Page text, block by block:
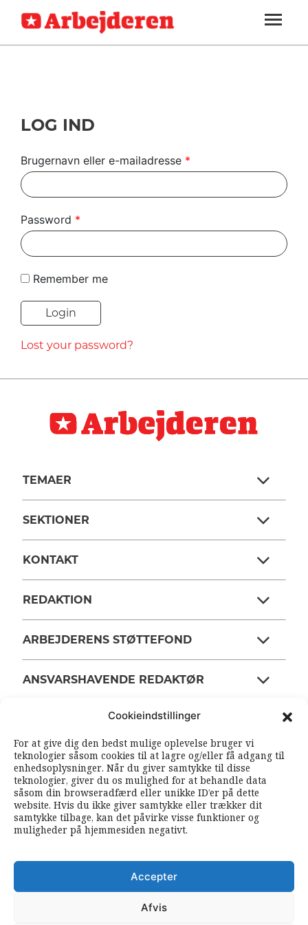
Cookieindstillinger
For at give dig den bedst mulige oplevelse bruger vi
teknologier såsom cookies til at lagre og/eller få adgang til
enhedsoplysninger. Når du giver samtykke til disse
teknologier, giver du os mulighed for at behandle data
såsom din browseradfærd eller unikke ID’er på dette
website. Hvis du ikke giver samtykke eller trækker dit
samtykke tilbage, kan det påvirke visse funktioner og
muligheder på hjemmesiden negativt.
Accepter
Afvis
SEKTIONER
ARBEJDEREN
MENER
UDLAND
DEBAT
TIL
NAVNE
HISTORIE
TEORI
SOUNDCLOUD
ABONNER
LOG IND
LOG IND
Brugernavn eller e-mailadresse *
Password *
Remember me
Lost your password?
TEMAER
SEKTIONER
KONTAKT
REDAKTION
ARBEJDERENS STØTTEFOND
ANSVARSHAVENDE REDAKTØR
SOUNDCLOUD RSS FEEDS
FØLG ARBEJDEREN